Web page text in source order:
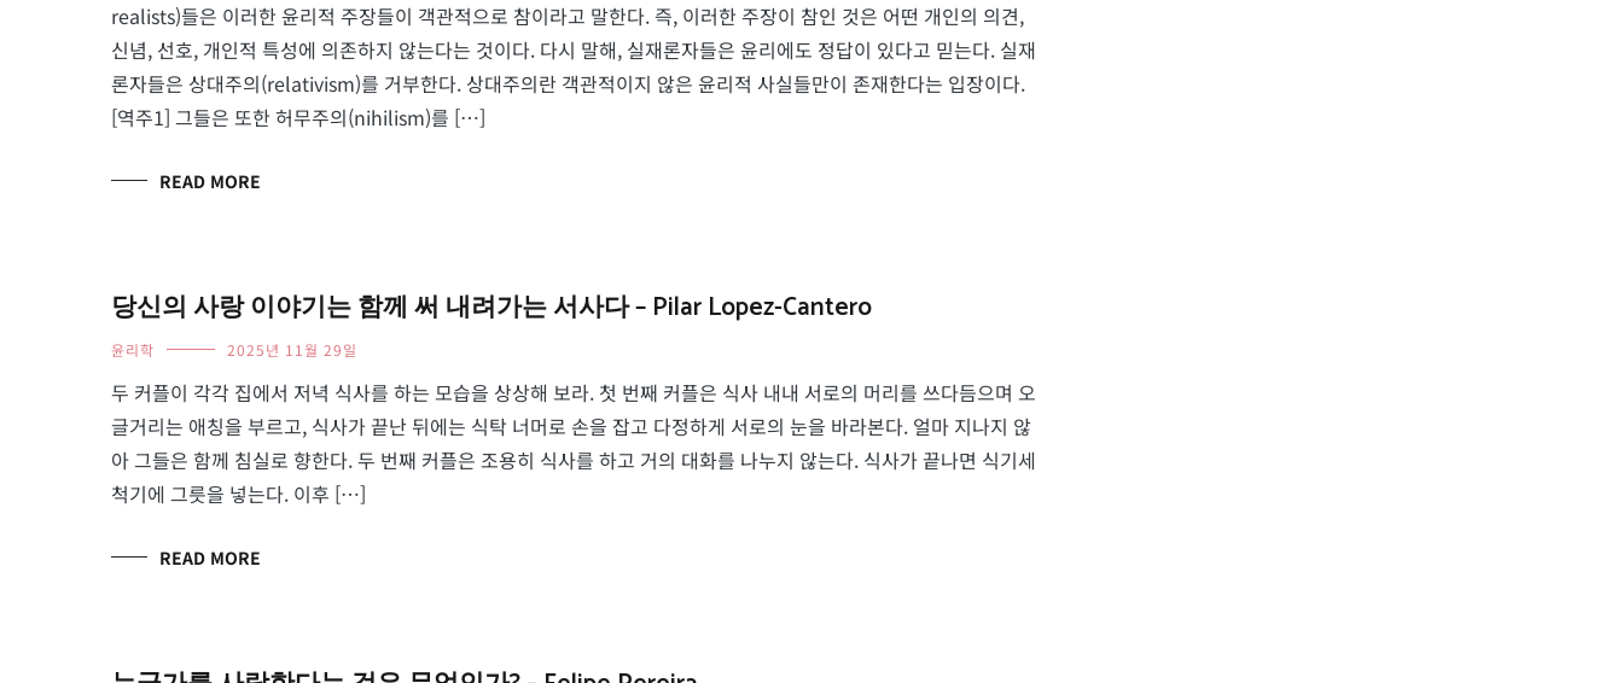
realists)들은 이러한 윤리적 주장들이 객관적으로 참이라고 말한다. 즉, 이러한 주장이 참인 것은 어떤 개인의 의견,
신념, 선호, 개인적 특성에 의존하지 않는다는 것이다. 다시 말해, 실재론자들은 윤리에도 정답이 있다고 믿는다. 실재
론자들은 상대주의(relativism)를 거부한다. 상대주의란 객관적이지 않은 윤리적 사실들만이 존재한다는 입장이다.
[역주1] 그들은 또한 허무주의(nihilism)를 […]
READ MORE
당신의 사랑 이야기는 함께 써 내려가는 서사다 – Pilar Lopez-Cantero
윤리학 2025년 11월 29일
두 커플이 각각 집에서 저녁 식사를 하는 모습을 상상해 보라. 첫 번째 커플은 식사 내내 서로의 머리를 쓰다듬으며 오
글거리는 애칭을 부르고, 식사가 끝난 뒤에는 식탁 너머로 손을 잡고 다정하게 서로의 눈을 바라본다. 얼마 지나지 않
아 그들은 함께 침실로 향한다. 두 번째 커플은 조용히 식사를 하고 거의 대화를 나누지 않는다. 식사가 끝나면 식기세
척기에 그릇을 넣는다. 이후 […]
READ MORE